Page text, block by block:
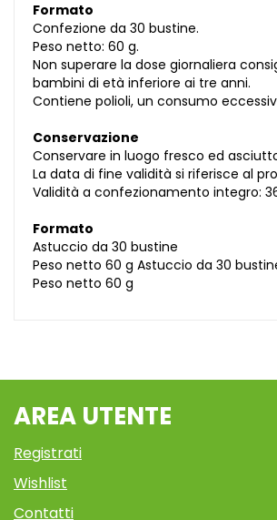
Formato
Confezione da 30 bustine.
Peso netto: 60 g.
Non superare la dose giornaliera
bambini di età inferiore ai tre anni.
Contiene polioli, un consumo
Conservazione
Conservare in luogo fresco ed
La data di fine validità si riferisce al
Validità a confezionamento integro:
Formato
Astuccio da 30 bustine
Peso netto 60 g Astuccio da 30
Peso netto 60 g
AREA UTENTE
Registrati
Wishlist
Contatti